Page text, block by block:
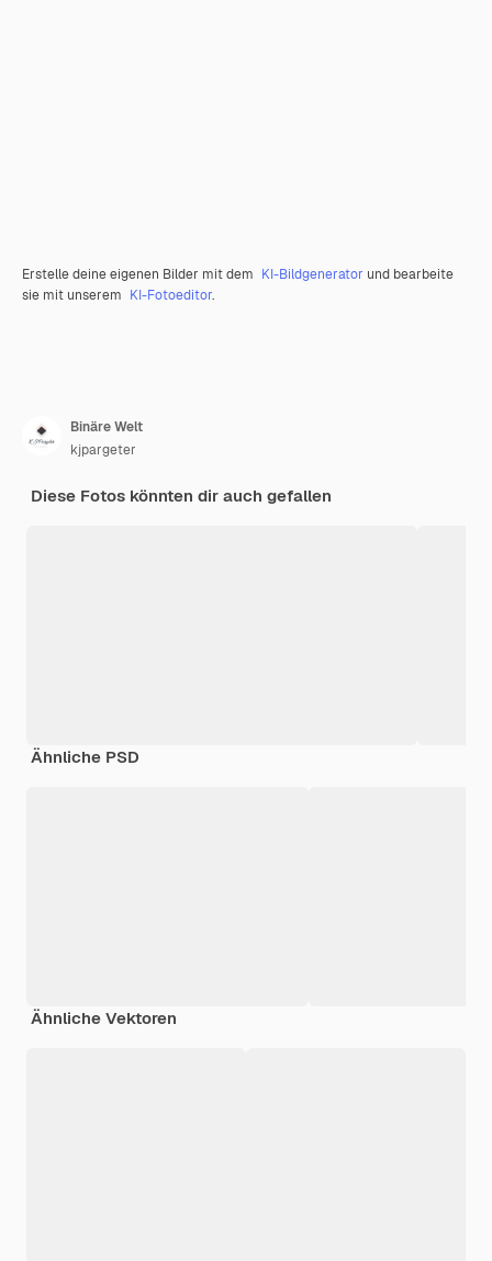
Erstelle deine eigenen Bilder mit dem KI-Bildgenerator und bearbeite
sie mit unserem KI-Fotoeditor.
Binäre Welt
kjpargeter
Diese Fotos könnten dir auch gefallen
Ähnliche PSD
Ähnliche Vektoren